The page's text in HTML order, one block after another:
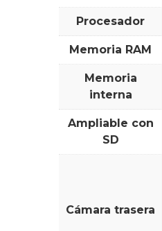
Procesador
Memoria RAM
Memoria
interna
Ampliable con
SD
Cámara trasera